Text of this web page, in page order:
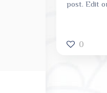
post. Edit
0